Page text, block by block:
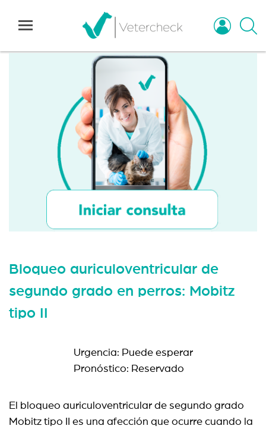
Bloqueo auriculoventricular de
segundo grado en perros: Mobitz
tipo II
Urgencia: Puede esperar
Pronóstico: Reservado
El bloqueo auriculoventricular de segundo grado
Mobitz tipo II es una afección que ocurre cuando la